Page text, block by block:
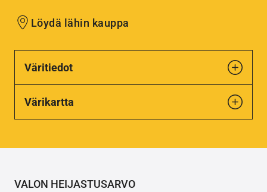
Löydä lähin kauppa
Väritiedot
Värikartta
VALON HEIJASTUSARVO